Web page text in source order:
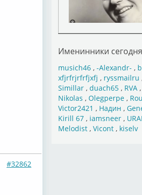
#32862
Именинники сегодня
musich46, -Alexandr- ,
xfjrfrjrfrfjxfj , ryssmailru
Simillar, duach65, RVA,
Nikolas , Olegperpe,
Victor2421 , Надин ,
Kirill 67, iamsneer,
Melodist, Vicont, kiselv